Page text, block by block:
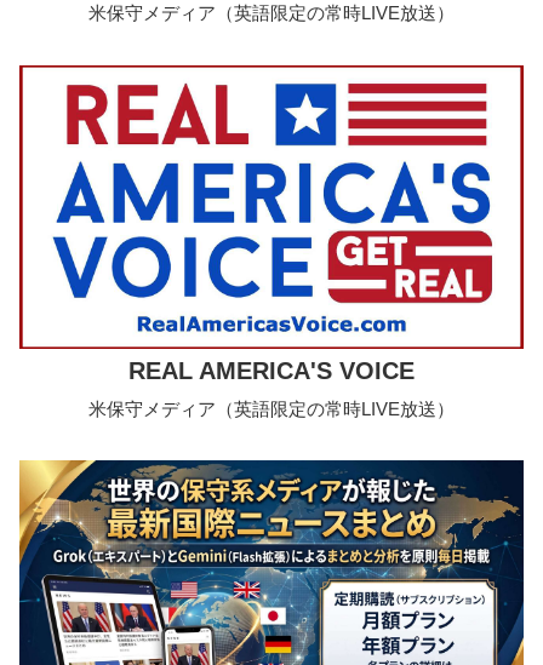
米保守メディア（英語限定の常時LIVE放送）
REAL AMERICA'S VOICE
米保守メディア（英語限定の常時LIVE放送）